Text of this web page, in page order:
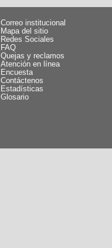
Correo institucional
Mapa del sitio
Redes Sociales
FAQ
Quejas y reclamos
Atención en línea
Encuesta
Contáctenos
Estadísticas
Glosario